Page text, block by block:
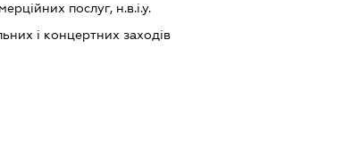
послуг, н.в.і.у.
і концертних заходів